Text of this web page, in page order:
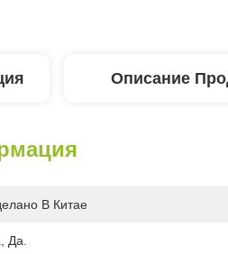
Описание
В Китае
Да.